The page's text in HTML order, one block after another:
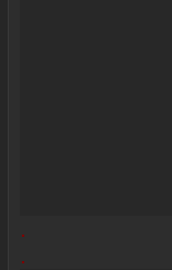
.
.